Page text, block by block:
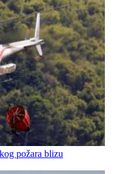
požara blizu